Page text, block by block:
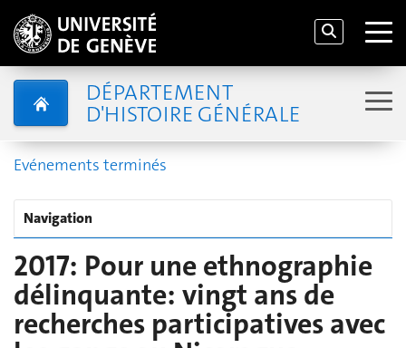
DÉPARTEMENT
D'HISTOIRE GÉNÉRALE
Evénements terminés
Navigation
2017: Pour une ethnographie
délinquante: vingt ans de
recherches participatives avec